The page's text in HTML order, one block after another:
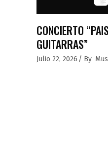
CONCIERTO
GUITARRAS”
Julio 22, 2026 By